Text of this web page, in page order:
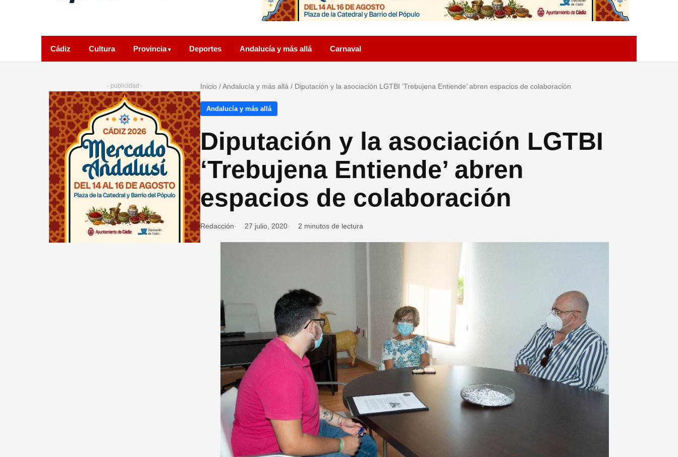
Cádiz Cultura Provincia Deportes Andalucía y más allá Carnaval
- publicidad - Inicio /Andalucía y más allá / Diputación y la asociación LGTBI ‘Trebujena Entiende’ abren espacios de colaboración
Andalucía y más allá
Diputación y la asociación LGTBI
‘Trebujena Entiende’ abren
espacios de colaboración
Redacción 27 julio, 2020 2 minutos de lectura